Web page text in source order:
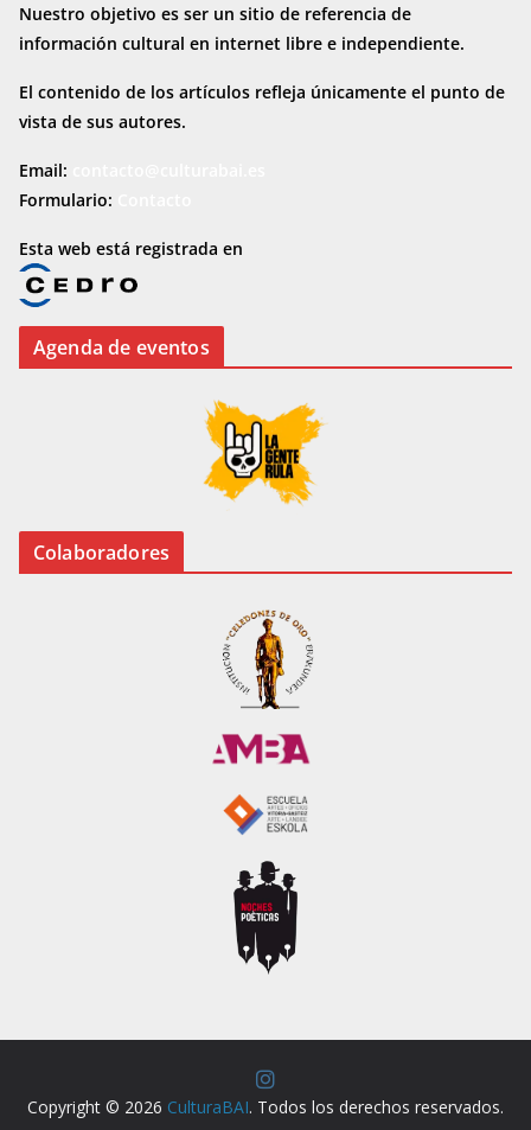
Nuestro objetivo es ser un sitio de referencia de
información cultural en internet libre e independiente.
El contenido de los artículos refleja únicamente el punto de
vista de sus autores.
Email:
Formulario:
Esta web está registrada en
Agenda de eventos
Colaboradores
Copyright © 2026 CulturaBAI. Todos los derechos reservados.